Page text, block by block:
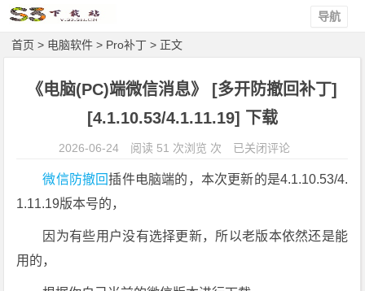
导航
首页 > 电脑软件 > Pro补丁 > 正文
《电脑(PC)端微信消息》 [多开防撤回补丁]
[4.1.10.53/4.1.11.19] 下载
2026-06-24 阅读 51 次浏览 次
《电
(P
端
已关闭评论
微信防撤回插件电脑端的，本次更新的是4.1.10.53/4.
1.11.19版本号的，
因为有些用户没有选择更新，所以老版本依然还是能
用的，